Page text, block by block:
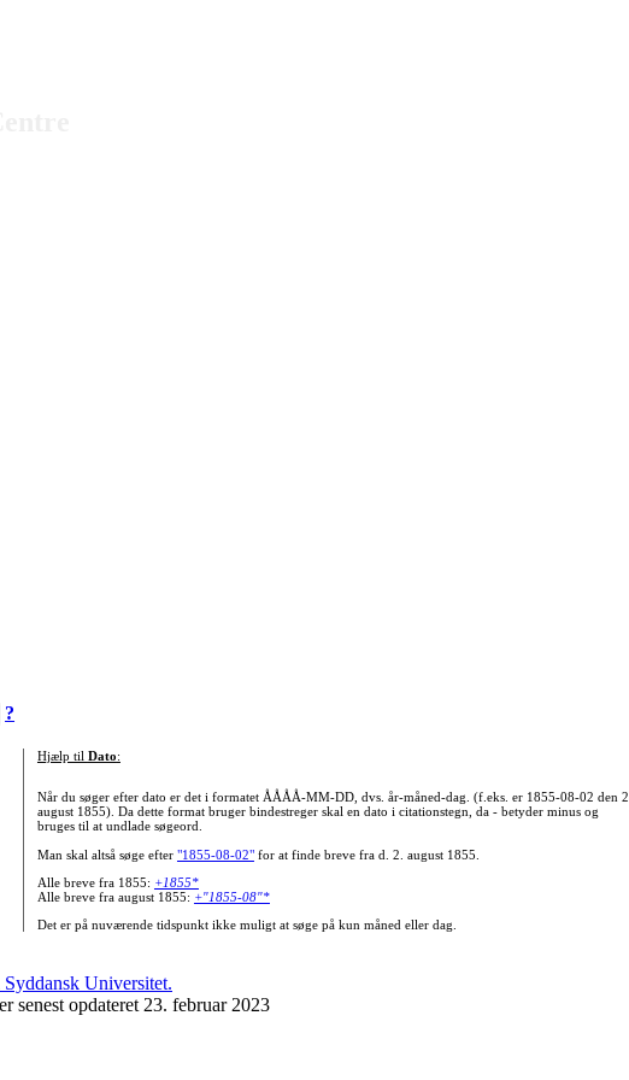
?
Hjælp til Dato:
Når du søger efter dato er det i formatet ÅÅÅÅ-MM-DD, dvs. år-måned-dag. (f.eks. er 1855-08-02 den 2.
august 1855). Da dette format bruger bindestreger skal en dato i citationstegn, da - betyder minus og
bruges til at undlade søgeord.
Man skal altså søge efter "1855-08-02"for at finde breve fra d. 2. august 1855.
Alle breve fra 1855: +1855*
Alle breve fra august 1855: +"1855-08"*
Det er på nuværende tidspunkt ikke muligt at søge på kun måned eller dag.
senest opdateret 23. februar 2023